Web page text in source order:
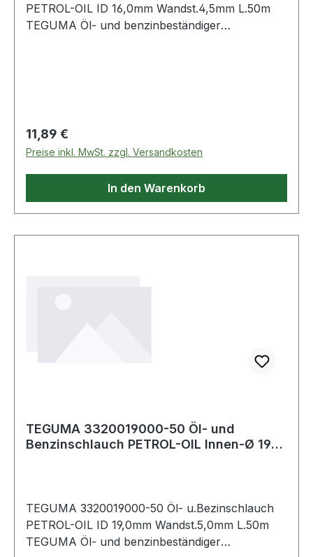
PETROL-OIL ID 16,0mm Wandst.4,5mm L.50m
TEGUMA Öl- und benzinbeständiger
Regulärer Preis:
11,89 €
Preise inkl. MwSt. zzgl. Versandkosten
In den Warenkorb
TEGUMA 3320019000-50 Öl- und
Benzinschlauch PETROL-OIL Innen-Ø 19
TEGUMA 3320019000-50 Öl- u.Bezinschlauch
PETROL-OIL ID 19,0mm Wandst.5,0mm L.50m
TEGUMA Öl- und benzinbeständiger